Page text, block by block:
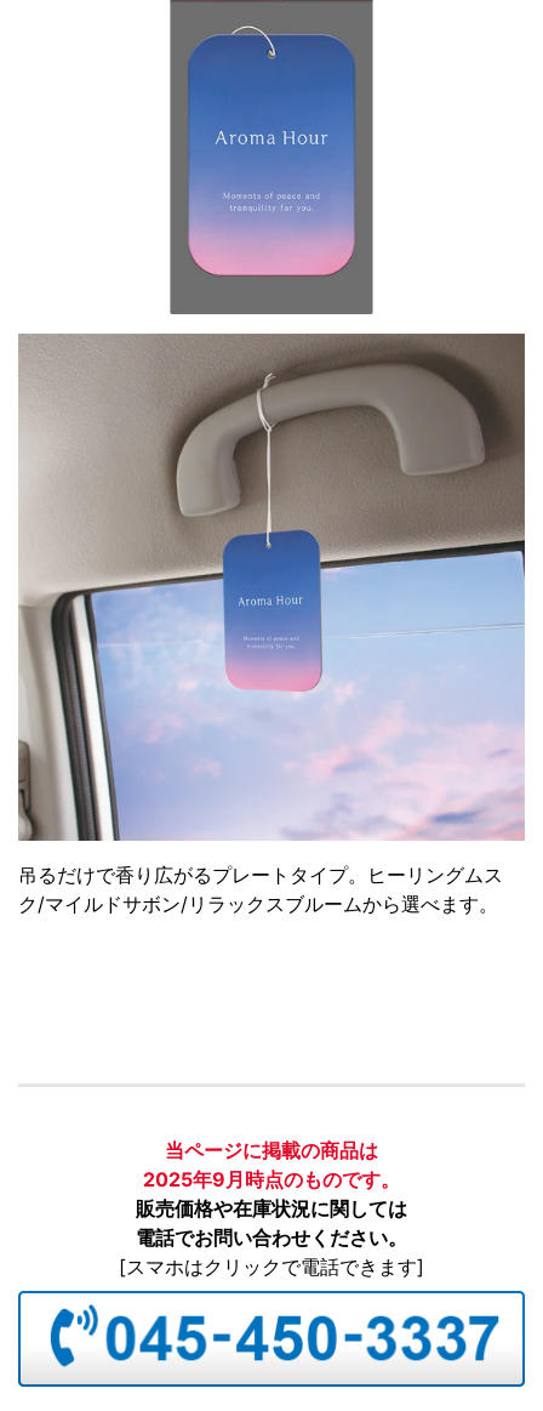
吊るだけで香り広がるプレートタイプ。ヒーリングムス
ク/マイルドサボン/リラックスブルームから選べます。
当ページに掲載の商品は
2025年9月時点のものです。
販売価格や在庫状況に関しては
電話でお問い合わせください。
[スマホはクリックで電話できます]